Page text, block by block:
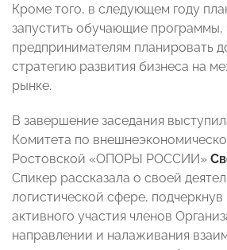
Кроме того, в следующем году
запустить обучающие программы,
предпринимателям планировать
стратегию развития бизнеса на
рынке.
В завершение заседания
Комитета по
Ростовской «ОПОРЫ РОССИИ»
Спикер рассказала о своей
логистической сфере,
активного участия членов
направлении и налаживания